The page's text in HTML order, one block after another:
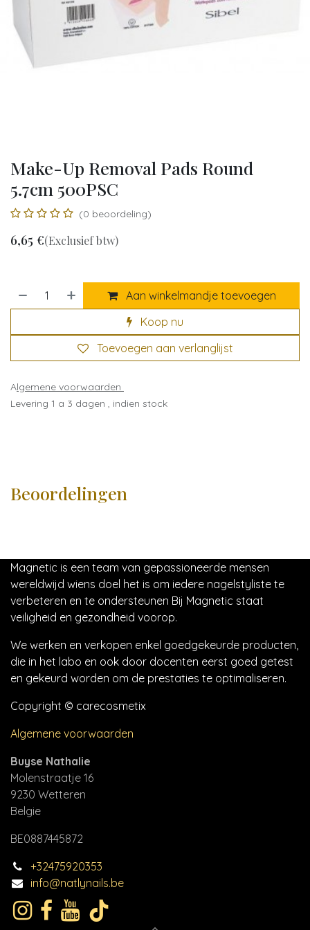
Make-Up Removal Pads Round
5.7cm 500PSC
(0 beoordeling)
6,65 €(Exclusief btw)
Aan winkelmandje toevoegen
Koop nu
Toevoegen aan verlanglijst
Algemene voorwaarden
Levering 1 a 3 dagen , indien stock
Beoordelingen
Magnetic is een team van gepassioneerde mensen
wereldwijd wiens doel het is om iedere nagelstyliste te
verbeteren en te ondersteunen Bij Magnetic staat
veiligheid en gezondheid voorop.
We werken en verkopen enkel goedgekeurde producten,
die in het labo en ook door docenten eerst goed getest
en gekeurd worden om de prestaties te optimaliseren.
Copyright © carecosmetix
Algemene voorwaarden
Buyse Nathalie
Molenstraatje 16
9230 Wetteren
Belgie
BE0887445872
+32475920353
info@natlynails.be